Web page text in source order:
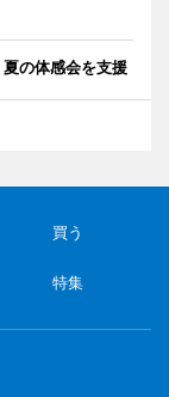
夏の体感会を支援
買う
特集